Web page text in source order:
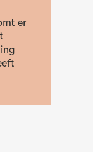
er